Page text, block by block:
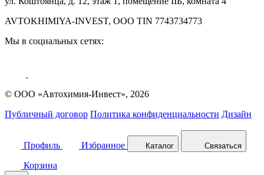
AVTOKHIMIYA-INVEST, OOO TIN 7743734773
Мы в социальных сетях:
© ООО «Автохимия-Инвест», 2026
Публичный договор Политика конфиденциальности Дизайн
Профиль Избранное Каталог Связаться
Корзина